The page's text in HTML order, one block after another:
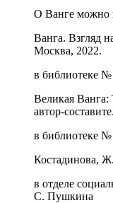
О Ванге можно
Ванга. Взгляд
Москва, 2022.
в библиотеке №
Великая Ванга:
автор-
в библиотеке №
Костадинова,
в отделе
С. Пушкина